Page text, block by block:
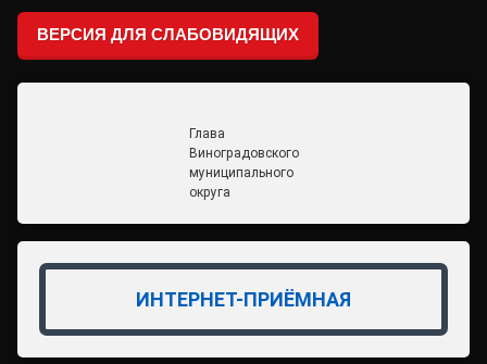
ВЕРСИЯ ДЛЯ СЛАБОВИДЯЩИХ
Глава
Виноградовского
муниципального
округа
ИНТЕРНЕТ-ПРИЁМНАЯ